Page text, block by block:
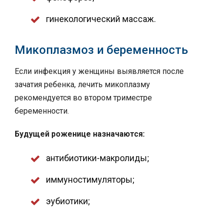
гинекологический массаж.
Микоплазмоз и беременность
Если инфекция у женщины выявляется после
зачатия ребенка, лечить микоплазму
рекомендуется во втором триместре
беременности.
Будущей роженице назначаются:
антибиотики-макролиды;
иммуностимуляторы;
эубиотики;